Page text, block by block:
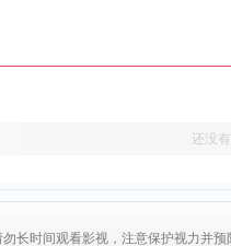
还没
勿长时间观看影视，注意保护视力并